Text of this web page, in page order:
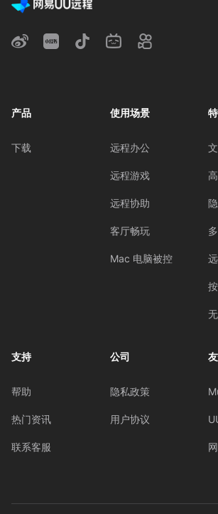
产品
下载
使用场景
远程办公
远程游戏
远程协助
客厅畅玩
Mac 电脑被控
支持
帮助
热门资讯
联系客服
公司
隐私政策
用户协议